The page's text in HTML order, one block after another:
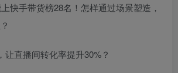
快手带货榜28名！怎样通过场景塑造，
让直播间转化率提升30%？